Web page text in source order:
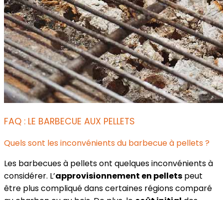
FAQ : LE BARBECUE AUX PELLETS
Quels sont les inconvénients du barbecue à pellets ?
Les barbecues à pellets ont quelques inconvénients à
considérer. L’approvisionnement en pellets peut
être plus compliqué dans certaines régions comparé